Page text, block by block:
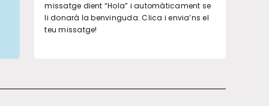
missatge dient “Hola” i automàticament se
li donarà la benvinguda. Clica i envia’ns el
teu missatge!